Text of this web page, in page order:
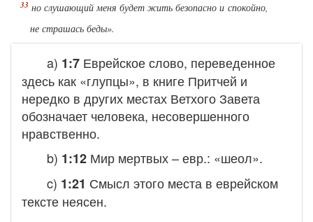
но слушающий меня будет жить безопасно и спокойно,
не страшась беды».
a) 1:7 Еврейское слово, переведенное
здесь как «глупцы», в книге Притчей и
нередко в других местах Ветхого Завета
обозначает человека, несовершенного
нравственно.
b) 1:12 Мир мертвых – евр.: «шеол».
c) 1:21 Смысл этого места в еврейском
тексте неясен.